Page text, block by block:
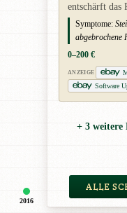
2016
entschärft das
Symptome:
abgebrochene
0–200 €
ANZEIGE
Software
+ 3 weitere
ALLE